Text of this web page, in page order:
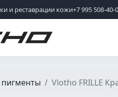
и реставрации кожи+7 995 508-40-
пигменты Vlotho FRILLE